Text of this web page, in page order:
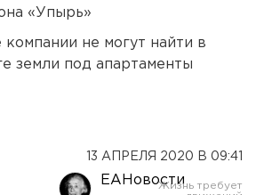
«Упырь»
не могут найти в
земли под апартаменты
13 АПРЕЛЯ 2020 В 09:41
ЕАНовости